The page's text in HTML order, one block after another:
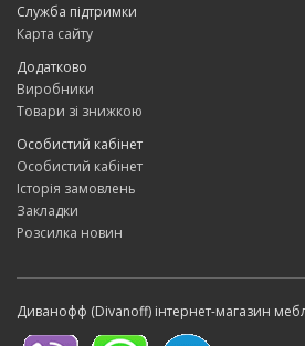
Служба підтримки
Карта сайту
Додатково
Виробники
Товари зі знижкою
Особистий кабінет
Особистий кабінет
Історія замовлень
Закладки
Розсилка новин
Диванофф (Divanoff) інтернет-магазин